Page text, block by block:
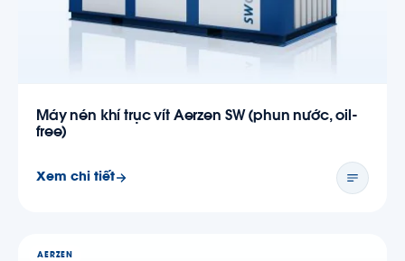
Máy nén khí trục vít Aerzen SW (phun nước, oil-
free)
Xem chi tiết
AERZEN